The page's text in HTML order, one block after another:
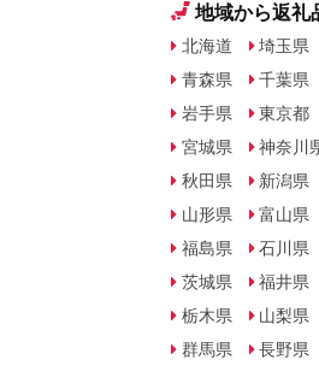
地域から返礼
北海道
青森県
岩手県
宮城県
秋田県
山形県
福島県
茨城県
栃木県
群馬県
埼玉県
千葉県
東京都
神奈川
新潟県
富山県
石川県
福井県
山梨県
長野県